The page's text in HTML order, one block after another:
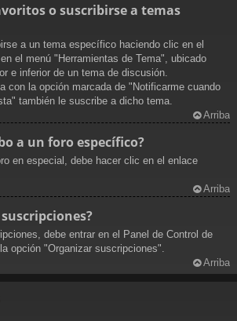
o suscribirse a temas
a un tema específico haciendo clic en el
el menú "Herramientas de Tema", ubicado
e inferior de un tema de discusión.
con la opción marcada de "Notificarme cuando
también le suscribe a dicho tema.
Arriba
a un foro específico?
en especial, debe hacer clic en el enlace
Arriba
debe entrar en el Panel de Control de
opción "Organizar suscripciones".
Arriba